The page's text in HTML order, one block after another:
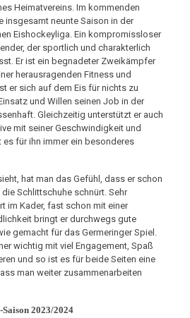
Heimatvereins. Im kommenden
insgesamt neunte Saison in der
Eishockeyliga. Ein kompromissloser
der sportlich und charakterlich
Er ist ein begnadeter Zweikämpfer
herausragenden Fitness und
er sich auf dem Eis für nichts zu
und Willen seinen Job in der
Gleichzeitig unterstützt er auch
mit seiner Geschwindigkeit und
es für ihn immer ein besonderes
hat man das Gefühl, dass er schon
Schlittschuhe schnürt. Sehr
im Kader, fast schon mit einer
bringt er durchwegs gute
gemacht für das Germeringer Spiel.
wichtig mit viel Engagement, Spaß
und so ist es für beide Seiten eine
man weiter zusammenarbeiten
2023/2024